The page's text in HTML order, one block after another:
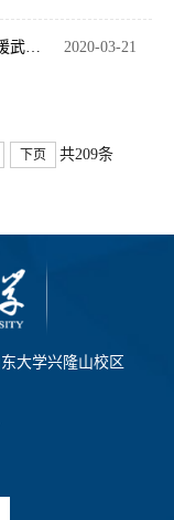
2020-03-21
下页 共209条
大学兴隆山校区